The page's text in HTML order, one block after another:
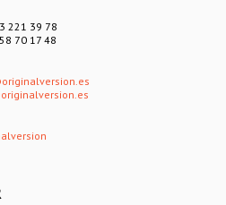
221 39 78
70 17 48